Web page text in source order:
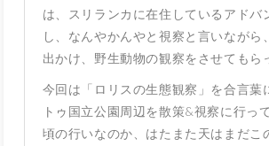
は、スリランカに在住しているアドバ
し、なんやかんやと視察と言いながら
出かけ、野生動物の観察をさせてもら
今回は「ロリスの生態観察」を合言葉
トゥ国立公園周辺を散策&視察に行っ
頃の行いなのか、はたまた天はまだこ